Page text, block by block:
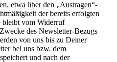
etwa über den „Austragen“-
der bereits erfolgten
bleibt vom Widerruf
des Newsletter-Bezugs
von uns bis zu Deiner
bei uns bzw. dem
und nach der